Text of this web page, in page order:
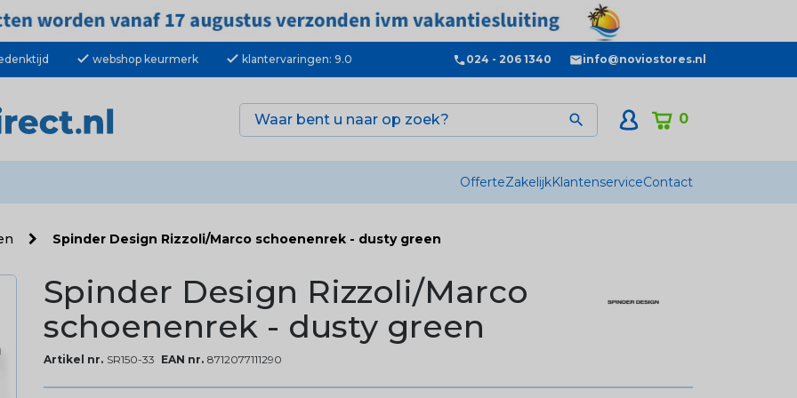
check webshop keurmerk check klantervaringen: 9.0 024 - 206 1340 info@noviostores.nl
0

OfferteZakelijkKlantenserviceContact
Spinder Design Rizzoli/Marco schoenenrek - dusty green
Spinder Design Rizzoli/Marco
schoenenrek - dusty green
Artikel nr. SR150-33 EAN nr. 8712077111290